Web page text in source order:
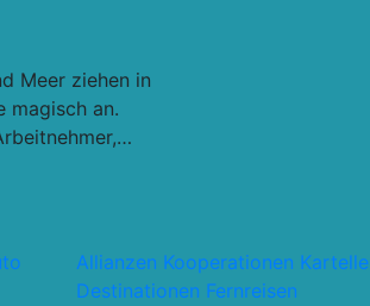
Meer ziehen in
magisch an.
Allianzen Kooperationen Kartelle
Destinationen Fernreisen